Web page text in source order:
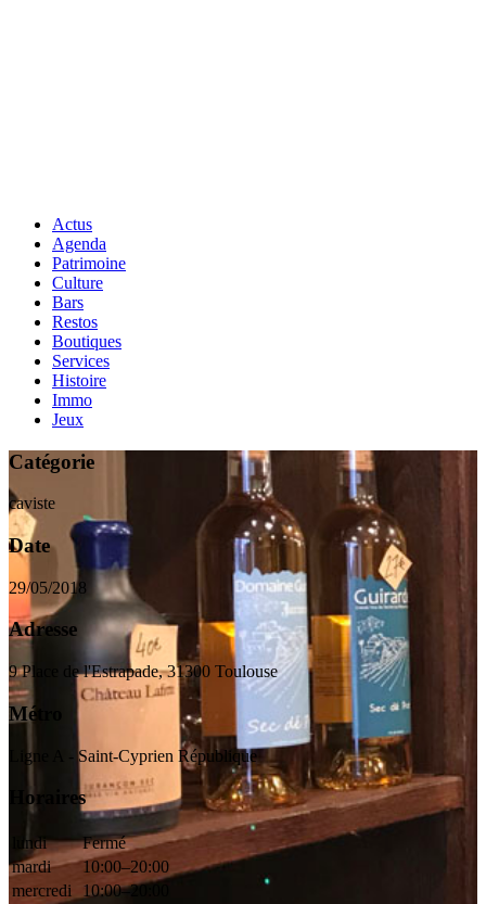
Actus
Agenda
Patrimoine
Culture
Bars
Restos
Boutiques
Services
Histoire
Immo
Jeux
Catégorie
caviste
Date
29/05/2018
Adresse
9 Place de l'Estrapade, 31300 Toulouse
Métro
Ligne A - Saint-Cyprien République
Horaires
lundi
Fermé
mardi
10:00–20:00
mercredi
10:00–20:00